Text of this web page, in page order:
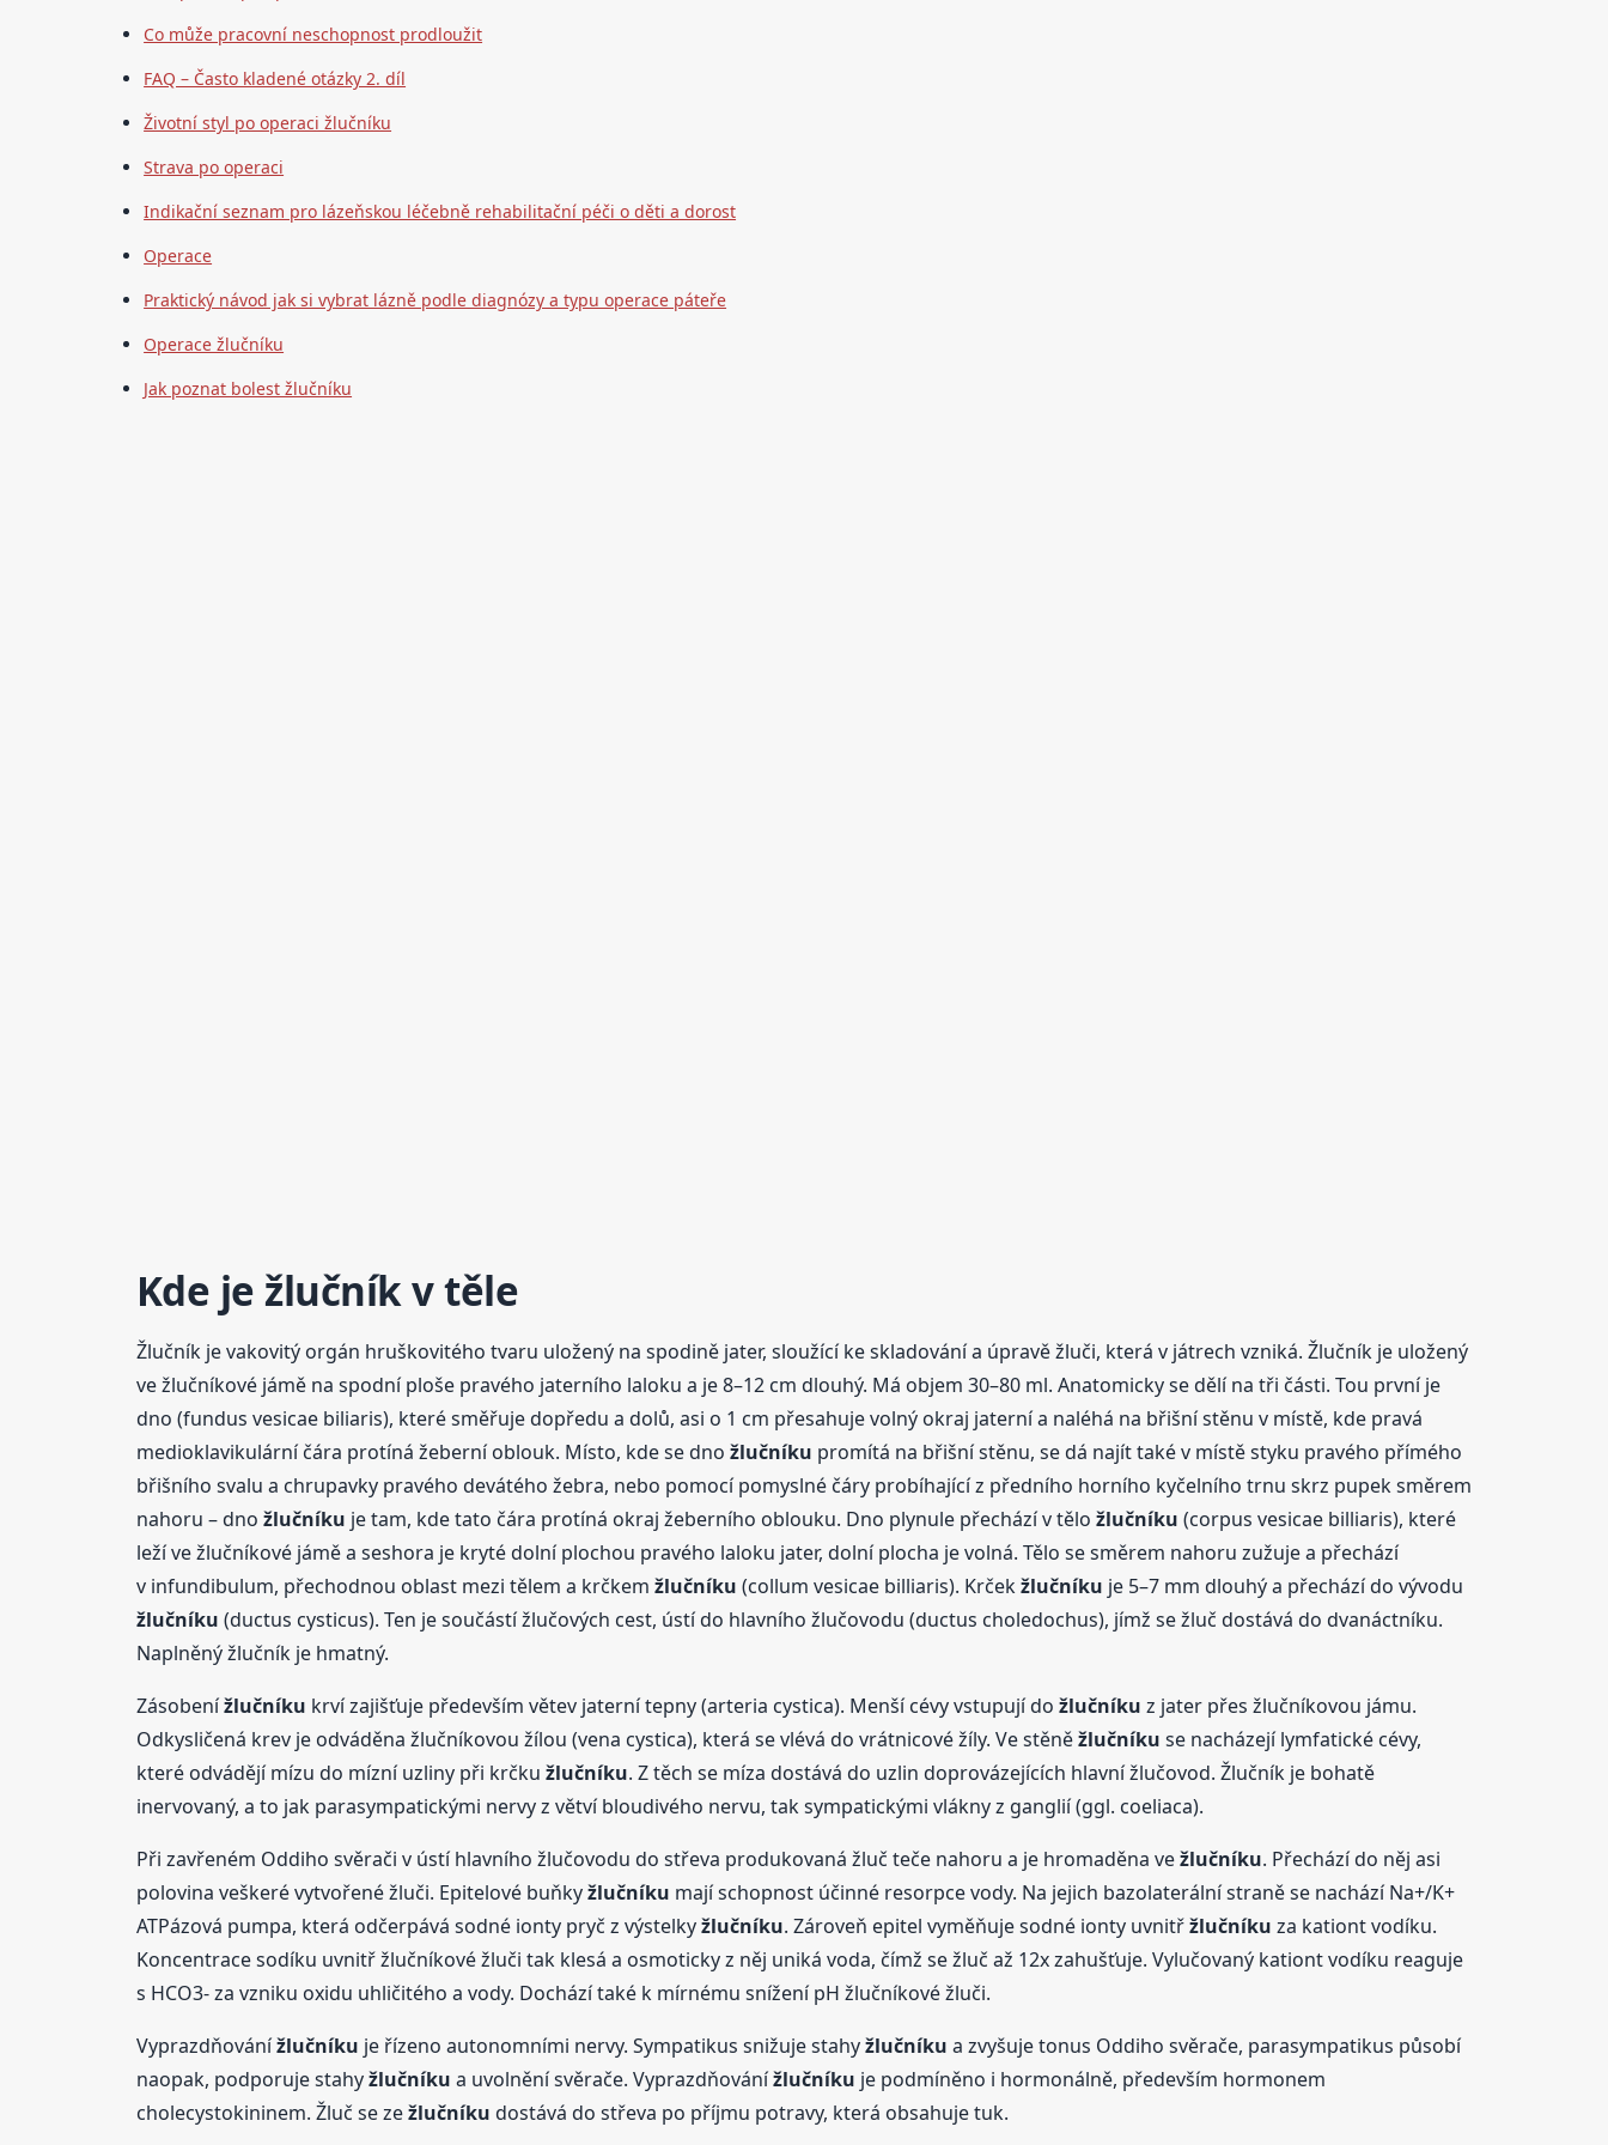
Co může pracovní neschopnost prodloužit
FAQ – Často kladené otázky 2. díl
Životní styl po operaci žlučníku
Strava po operaci
Indikační seznam pro lázeňskou léčebně rehabilitační péči o děti a dorost
Operace
Praktický návod jak si vybrat lázně podle diagnózy a typu operace páteře
Operace žlučníku
Jak poznat bolest žlučníku
Kde je žlučník v těle
Žlučník je vakovitý orgán hruškovitého tvaru uložený na spodině jater, sloužící ke skladování a úpravě žluči, která v játrech vzniká. Žlučník je uložený
ve žlučníkové jámě na spodní ploše pravého jaterního laloku a je 8–12 cm dlouhý. Má objem 30–80 ml. Anatomicky se dělí na tři části. Tou první je
dno (fundus vesicae biliaris), které směřuje dopředu a dolů, asi o 1 cm přesahuje volný okraj jaterní a naléhá na břišní stěnu v místě, kde pravá
medioklavikulární čára protíná žeberní oblouk. Místo, kde se dno žlučníku promítá na břišní stěnu, se dá najít také v místě styku pravého přímého
břišního svalu a chrupavky pravého devátého žebra, nebo pomocí pomyslné čáry probíhající z předního horního kyčelního trnu skrz pupek směrem
nahoru – dno žlučníku je tam, kde tato čára protíná okraj žeberního oblouku. Dno plynule přechází v tělo žlučníku (corpus vesicae billiaris), které
leží ve žlučníkové jámě a seshora je kryté dolní plochou pravého laloku jater, dolní plocha je volná. Tělo se směrem nahoru zužuje a přechází
v infundibulum, přechodnou oblast mezi tělem a krčkem žlučníku (collum vesicae billiaris). Krčekžlučníku je 5–7 mm dlouhý a přechází do vývodu
žlučníku (ductus cysticus). Ten je součástí žlučových cest, ústí do hlavního žlučovodu (ductus choledochus), jímž se žluč dostává do dvanáctníku.
Naplněný žlučník je hmatný.
Zásobenížlučníku krví zajišťuje především větev jaterní tepny (arteria cystica). Menší cévy vstupují do žlučníku z jater přes žlučníkovou jámu.
Odkysličená krev je odváděna žlučníkovou žílou (vena cystica), která se vlévá do vrátnicové žíly. Ve stěněžlučníku se nacházejí lymfatické cévy,
které odvádějí mízu do mízní uzliny při krčku žlučníku. Z těch se míza dostává do uzlin doprovázejících hlavní žlučovod. Žlučník je bohatě
inervovaný, a to jak parasympatickými nervy z větví bloudivého nervu, tak sympatickými vlákny z ganglií (ggl. coeliaca).
Při zavřeném Oddiho svěrači v ústí hlavního žlučovodu do střeva produkovaná žluč teče nahoru a je hromaděna vežlučníku. Přechází do něj asi
polovina veškeré vytvořené žluči. Epitelové buňkyžlučníku mají schopnost účinné resorpce vody. Na jejich bazolaterální straně se nachází Na+/K+
ATPázová pumpa, která odčerpává sodné ionty pryč z výstelkyžlučníku. Zároveň epitel vyměňuje sodné ionty uvnitřžlučníku za kationt vodíku.
Koncentrace sodíku uvnitř žlučníkové žluči tak klesá a osmoticky z něj uniká voda, čímž se žluč až 12x zahušťuje. Vylučovaný kationt vodíku reaguje
s HCO3- za vzniku oxidu uhličitého a vody. Dochází také k mírnému snížení pH žlučníkové žluči.
Vyprazdňovánížlučníku je řízeno autonomními nervy. Sympatikus snižuje stahyžlučníku a zvyšuje tonus Oddiho svěrače, parasympatikus působí
naopak, podporuje stahyžlučníku a uvolnění svěrače. Vyprazdňovánížlučníku je podmíněno i hormonálně, především hormonem
cholecystokininem. Žluč se zežlučníku dostává do střeva po příjmu potravy, která obsahuje tuk.